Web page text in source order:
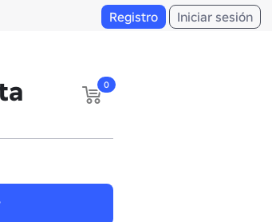
Registro Iniciar sesión
0